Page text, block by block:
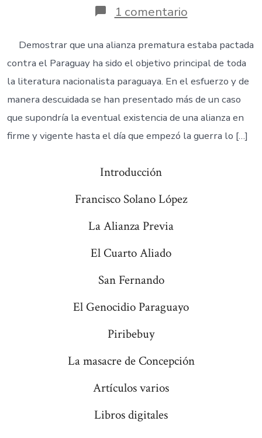
1 comentarioen
1.
falacia
lopista
y
el
tortuoso
camino
para
una
Demostrar que una alianza prematura estaba pactada
contra el Paraguay ha sido el objetivo principal de toda
la literatura nacionalista paraguaya. En el esfuerzo y de
manera descuidada se han presentado más de un caso
que supondría la eventual existencia de una alianza en
firme y vigente hasta el día que empezó la guerra lo […]
Introducción
Francisco Solano López
La Alianza Previa
El Cuarto Aliado
San Fernando
El Genocidio Paraguayo
Piribebuy
La masacre de Concepción
Artículos varios
Libros digitales